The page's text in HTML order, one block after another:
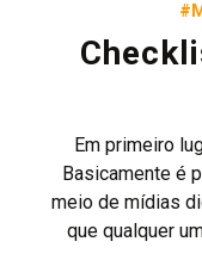
Em primeiro
Basicamente é
meio de mídias
que qualquer